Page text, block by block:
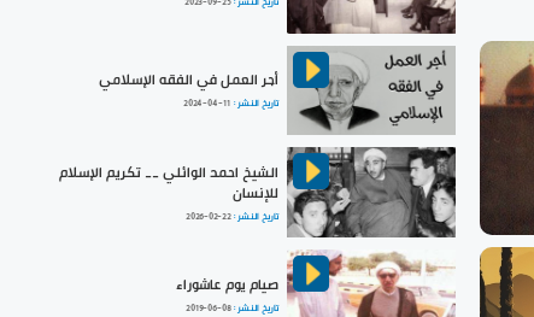
أجر العمل في الفقه الإسلامي
تاريخ النشر : 2024-04-11
الشيخ احمد الوائلي __ تكريم الإسلام
للإنسان
تاريخ النشر :2026-02-22
صيام يوم عاشوراء
تاريخ النشر :2019-06-08